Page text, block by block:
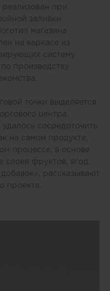
при
заливки
магазина
на каркасе из
систему
производству
точки выделяется
центра.
сосредоточить
на самом продукте,
процессе, в основе
фруктов, ягод,
рассказывают
проекта.